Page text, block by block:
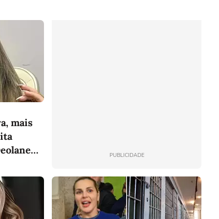
12 meses
Apenas 12x de
R$14,95
/mês
Total de R$ 179,40 por 12 meses
mais
PUBLICIDADE